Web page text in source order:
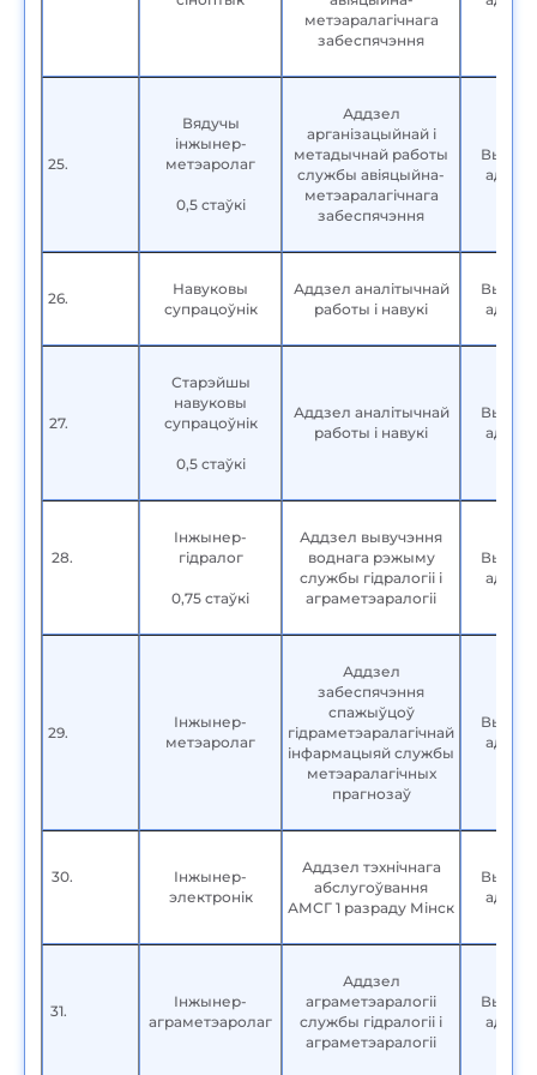
метэаралагічнага
забеспячэння
25.
Вядучы
інжынер-
метэаролаг
0,5 стаўкі
Аддзел
арганізацыйнай і
метадычнай работы
службы авіяцыйна-
метэаралагічнага
забеспячэння
26.
Навуковы
супрацоўнік
Аддзел аналітычнай
работы і навукі
27.
Старэйшы
навуковы
супрацоўнік
0,5 стаўкі
Аддзел аналітычнай
работы і навукі
28.
Інжынер-
гідралог
0,75 стаўкі
Аддзел вывучэння
воднага рэжыму
службы гідралогіі і
аграметэаралогіі
29.
Інжынер-
метэаролаг
Аддзел
забеспячэння
спажыўцоў
гідраметэаралагічнай
інфармацыяй службы
метэаралагічных
прагнозаў
30.
Інжынер-
электронік
Аддзел тэхнічнага
абслугоўвання
АМСГ 1 разраду Мінск
31.
Інжынер-
аграметэаролаг
Аддзел
аграметэаралогіі
службы гідралогіі і
аграметэаралогіі